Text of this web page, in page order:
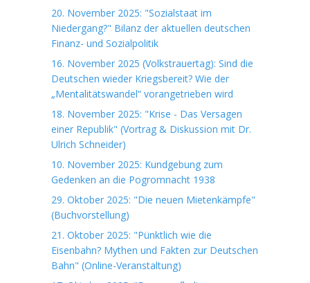
20. November 2025: "Sozialstaat im
Niedergang?" Bilanz der aktuellen deutschen
Finanz- und Sozialpolitik
16. November 2025 (Volkstrauertag): Sind die
Deutschen wieder Kriegsbereit? Wie der
„Mentalitätswandel“ vorangetrieben wird
18. November 2025: "Krise - Das Versagen
einer Republik" (Vortrag & Diskussion mit Dr.
Ulrich Schneider)
10. November 2025: Kundgebung zum
Gedenken an die Pogromnacht 1938
29. Oktober 2025: "Die neuen Mietenkämpfe"
(Buchvorstellung)
21. Oktober 2025: "Pünktlich wie die
Eisenbahn? Mythen und Fakten zur Deutschen
Bahn" (Online-Veranstaltung)